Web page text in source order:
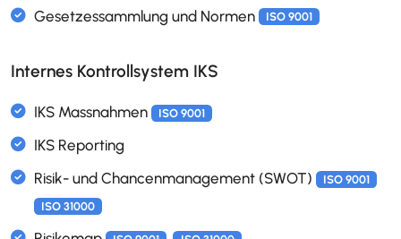
Elektronische Beschlussliste
Elektronische Checklisten
Kanban Boards und Cards
Sitzungsmanagement
Internes Kontrollsystem IKS